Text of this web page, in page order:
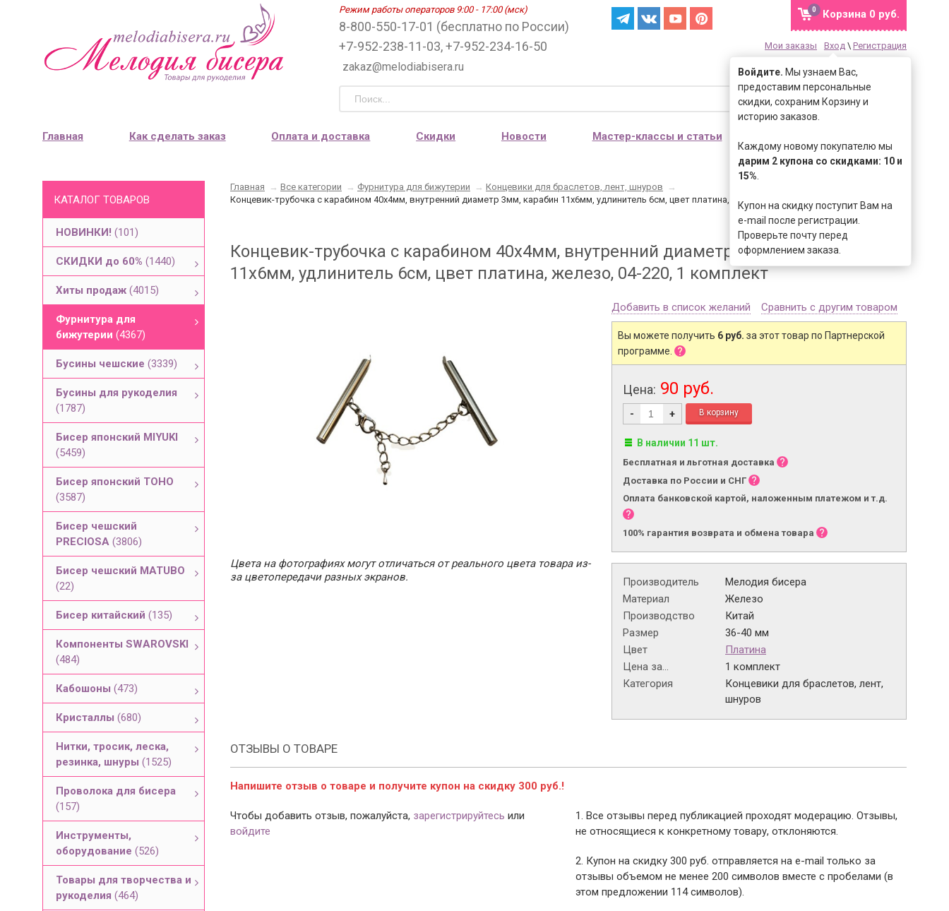
Режим работы операторов 9:00 - 17:00 (мск)
8-800-550-17-01 (бесплатно по России)
+7-952-238-11-03, +7-952-234-16-50
zakaz@melodiabisera.ru
Корзина 0 руб.
0
Мои заказы Вход \ Регистрация
Войдите. Мы узнаем Вас,
предоставим персональные
скидки, сохраним Корзину и
историю заказов.
Каждому новому покупателю мы
дарим 2 купона со скидками: 10 и
15%
Купон на скидку поступит Вам на
e-mail после регистрации.
Проверьте почту перед
оформлением заказа.
Все категории Найти
Главная Как сделать заказ Оплата и доставка Скидки Новости Мастер-классы и статьи
КАТАЛОГ ТОВАРОВ
НОВИНКИ! (101)
СКИДКИ до 60% (1440)
Хиты продаж (4015)
Фурнитура для
бижутерии (4367)
Бусины чешские (3339)
Бусины для рукоделия
(1787)
Бисер японский MIYUKI
(5459)
Бисер японский TOHO
(3587)
Бисер чешский
PRECIOSA (3806)
Бисер чешский MATUBO
(22)
Бисер китайский (135)
Компоненты SWAROVSKI
(484)
Кабошоны (473)
Кристаллы (680)
Нитки, тросик, леска,
резинка, шнуры (1525)
Проволока для бисера
(157)
Инструменты,
оборудование (526)
Товары для творчества и
рукоделия (464)
Главная → Все категории → Фурнитура для бижутерии → Концевики для браслетов, лент, шнуров
→
Концевик-трубочка с карабином 40х4мм, внутренний диаметр 3мм, карабин 11х6мм, удлинитель 6см, цвет платина, железо, 04-220, 1 комплект
Концевик-трубочка с карабином 40х4мм, внутренний диаметр 3мм, карабин
11х6мм, удлинитель 6см, цвет платина, железо, 04-220, 1 комплект
Цвета на фотографиях могут отличаться от реального цвета товара из-
за цветопередачи разных экранов.
Добавить в список желаний Сравнить с другим товаром
Вы можете получить 6 руб. за этот товар по Партнерской
программе.
Цена: 90 руб.
- +
В наличии 11 шт.
Бесплатная и льготная доставка
Доставка по России и СНГ
Оплата банковской картой, наложенным платежом и т.д.
100% гарантия возврата и обмена товара
Производитель
Мелодия бисера
Материал
Железо
Производство
Китай
Размер
36-40 мм
Цвет
Платина
Цена за...
1 комплект
Категория
Концевики для браслетов, лент,
шнуров
ОТЗЫВЫ О ТОВАРЕ
Напишите отзыв о товаре и получите купон на скидку 300 руб.!
Чтобы добавить отзыв, пожалуйста, зарегистрируйтесь или
войдите
1. Все отзывы перед публикацией проходят модерацию. Отзывы,
не относящиеся к конкретному товару, отклоняются.
2. Купон на скидку 300 руб. отправляется на e-mail только за
отзывы объемом не менее 200 символов вместе с пробелами (в
этом предложении 114 символов).